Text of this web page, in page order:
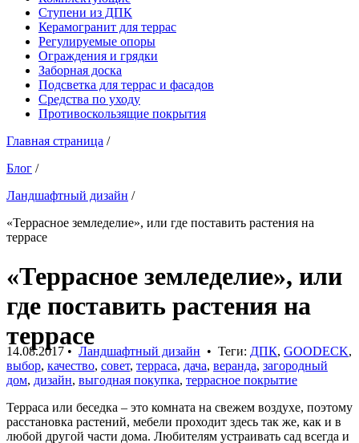
Ступени из ДПК
Керамогранит для террас
Регулируемые опоры
Ограждения и грядки
Заборная доска
Подсветка для террас и фасадов
Средства по уходу
Противоскользящие покрытия
Главная страница /
Блог /
Ландшафтный дизайн /
«Террасное земледелие», или где поставить растения на
террасе
«Террасное земледелие», или
где поставить растения на
террасе
14.08.2017 • Ландшафтный дизайн • Теги: ДПК, GOODECK,
выбор, качество, совет, терраса, дача, веранда, загородный
дом, дизайн, выгодная покупка, террасное покрытие
Терраса или беседка – это комната на свежем воздухе, поэтому
расстановка растений, мебели проходит здесь так же, как и в
любой другой части дома. Любителям устраивать сад всегда и